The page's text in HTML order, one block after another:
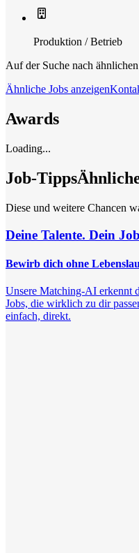
Produktion / Betrieb
Auf der Suche nach
Ähnliche Jobs anzeigen
Awards
Loading...
Job-Tipps
Diese und weitere Chancen
Deine Talente. Dein
Bewirb dich ohne
Unsere Matching-AI erkennt
Jobs, die wirklich zu dir
einfach, direkt.